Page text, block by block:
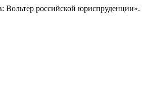
российской юриспруденции».